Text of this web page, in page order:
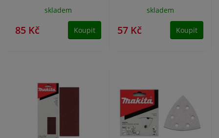
skladem
85 Kč Koupit
skladem
57 Kč Koupit